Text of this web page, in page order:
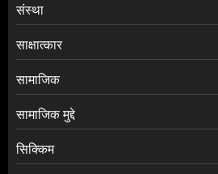
संस्था
साक्षात्कार
सामाजिक
सामाजिक मुद्दे
सिक्किम